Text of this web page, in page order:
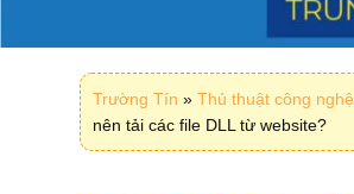
Trường Tín » Thủ thuật công nghệ
nên tải các file DLL từ website?